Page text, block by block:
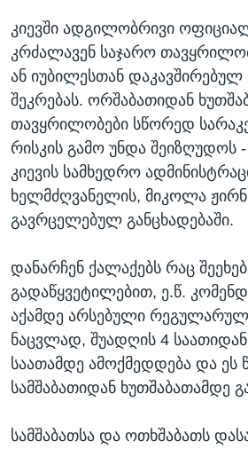
კიევში ადგილობრივი
კრძალავენ საჯარო
ან იუბილესთან დაკავშირებულ
შეკრებას. ორშაბათიდან
თავყრილობები სწორედ
რისკის გამო უნდა
კიევის სამხედრო
ხელმძღვანელის, მიკოლა
გავრცელებულ განცხადებაში.
დანარჩენ ქალაქებს რაც
გადაწყვეტილებით, ე.წ.
აქამდე არსებული
ნაცვლად, შუადღის 4
საათამდე ამოქმედდება და ეს
სამშაბათიდან ხუთშაბათამდე
სამშაბათსა და ოთხშაბათს